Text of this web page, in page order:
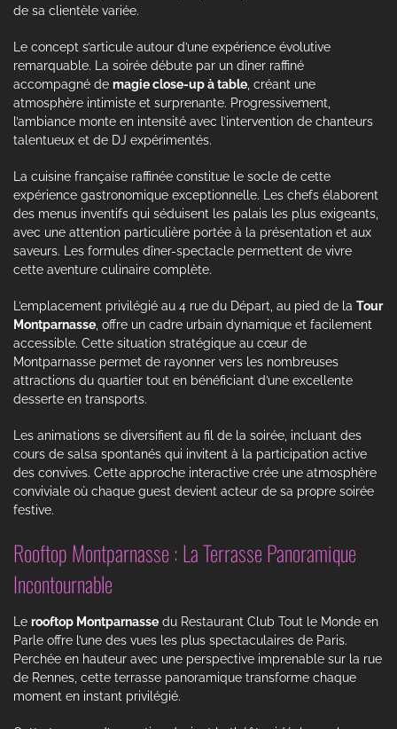
de sa clientèle variée.
Le concept s’articule autour d’une expérience évolutive
remarquable. La soirée débute par un dîner raffiné
accompagné de magie close-up à table , créant une
atmosphère intimiste et surprenante. Progressivement,
l’ambiance monte en intensité avec l’intervention de chanteurs
talentueux et de DJ expérimentés.
La cuisine française raffinée constitue le socle de cette
expérience gastronomique exceptionnelle. Les chefs élaborent
des menus inventifs qui séduisent les palais les plus exigeants,
avec une attention particulière portée à la présentation et aux
saveurs. Les formules dîner-spectacle permettent de vivre
cette aventure culinaire complète.
L’emplacement privilégié au 4 rue du Départ, au pied de la Tour
Montparnasse , offre un cadre urbain dynamique et facilement
accessible. Cette situation stratégique au cœur de
Montparnasse permet de rayonner vers les nombreuses
attractions du quartier tout en bénéficiant d’une excellente
desserte en transports.
Les animations se diversifient au fil de la soirée, incluant des
cours de salsa spontanés qui invitent à la participation active
des convives. Cette approche interactive crée une atmosphère
conviviale où chaque guest devient acteur de sa propre soirée
festive.
Rooftop Montparnasse : La Terrasse Panoramique
Incontournable
Le rooftop Montparnasse du Restaurant Club Tout le Monde en
Parle offre l’une des vues les plus spectaculaires de Paris.
Perchée en hauteur avec une perspective imprenable sur la rue
de Rennes, cette terrasse panoramique transforme chaque
moment en instant privilégié.